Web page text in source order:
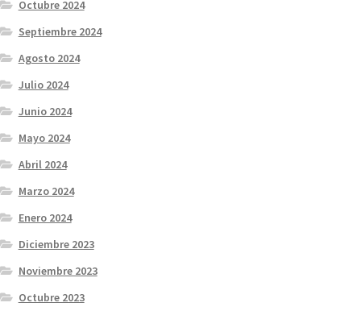
Octubre 2024
Septiembre 2024
Agosto 2024
Julio 2024
Junio 2024
Mayo 2024
Abril 2024
Marzo 2024
Enero 2024
Diciembre 2023
Noviembre 2023
Octubre 2023